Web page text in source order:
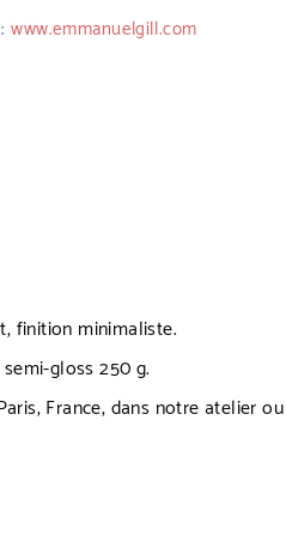
www.emmanuelgill.com
finition minimaliste.
gloss 250 g.
France, dans notre atelier